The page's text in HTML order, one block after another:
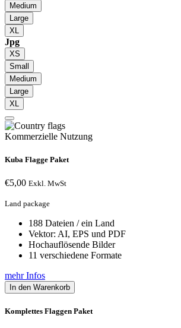
Medium
Large
XL
Jpg
XS
Small
Medium
Large
XL
Kommerzielle Nutzung
Kuba Flagge Paket
€5,00 Exkl. MwSt
Land package
188 Dateien / ein Land
Vektor: AI, EPS und PDF
Hochauflösende Bilder
11 verschiedene Formate
mehr Infos
In den Warenkorb
Komplettes Flaggen Paket